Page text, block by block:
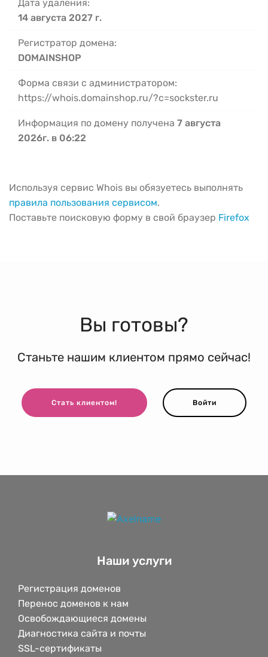
Дата удаления:
14 августа 2027 г.
Регистратор домена:
DOMAINSHOP
Форма связи с администратором:
https://whois.domainshop.ru/?c=sockster.ru
Информация по домену получена 7 августа
2026г. в 06:22
Используя сервис Whois вы обязуетесь выполнять
правила пользования сервисом.
Поставьте поисковую форму в свой браузер Firefox
Вы готовы?
Станьте нашим клиентом прямо сейчас!
Стать клиентом! Войти
Наши услуги
Регистрация доменов
Перенос доменов к нам
Освобождающиеся домены
Диагностика сайта и почты
SSL-сертификаты